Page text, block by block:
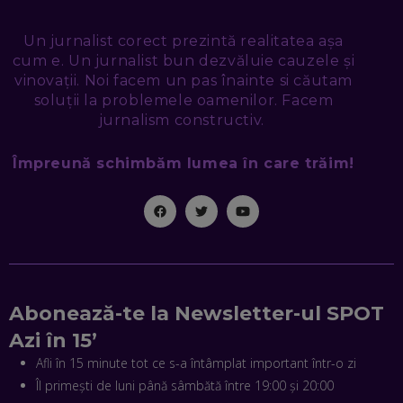
NICOLAE ȚIBRIGAN, DIGITAL FORENSIC TEAM: CUM ÎȚI DAI
SEAMA CĂ CINEVA ÎNCEARCĂ SĂ TE MANIPULEZE, ONLINE.
CE-AM ÎNVĂȚAT DIN EPISODUL GEORGESCU
EP. 46
MIHAI CEPOI, JOBFUL: SCHIMBĂM MODUL ÎN CARE APLICI
EP. 45
ANTONIO ENACHE, SENSE4FIT: CUM TE AJUTĂ
TEHNOLOGIA SĂ FACI SPORT, SĂ FII MAI COMPETITIV ȘI SĂ
EP. 44
DISPECERAT AUTOMAT DE PE PIAȚĂ! CUM POATE
ASIA
EP. 43
ANDREI NICOARĂ, EXPERT ÎN E-GUVERNARE: N-O SĂ NE
Un jurnalist corect prezintă realitatea așa
cum e. Un jurnalist bun dezvăluie cauzele și
vinovații. Noi facem un pas înainte si căutam
soluții la problemele oamenilor. Facem
jurnalism constructiv.
Împreună schimbăm lumea în care trăim!
Abonează-te la Newsletter-ul SPOT
Azi în 15’
Afli în 15 minute tot ce s-a întâmplat important într-o zi
Îl primești de luni până sâmbătă între 19:00 și 20:00